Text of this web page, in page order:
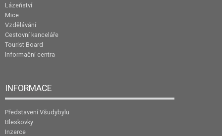
Lázeňství
Mice
Vzdělávání
Cestovní kanceláře
Tourist Board
Informační centra
INFORMACE
Představení Všudybylu
Bleskovky
Inzerce